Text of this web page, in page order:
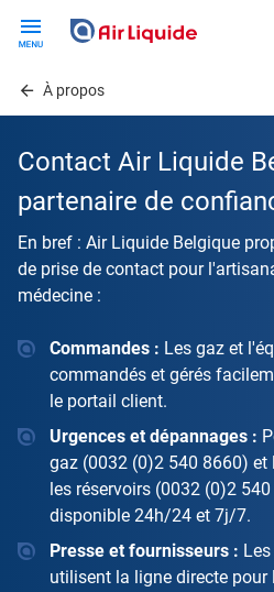
contentÀ propos
Contact Air Liquide
partenaire de
En bref : Air Liquide Belgique
de prise de contact pour
médecine :
Commandes : Les gaz et
commandés et gérés
le portail client.
Urgences et dépannages :
gaz (0032 (0)2 540 8660) et
les réservoirs (0032 (0)2
disponible 24h/24 et 7j/7.
Presse et fournisseurs :
utilisent la ligne directe pour